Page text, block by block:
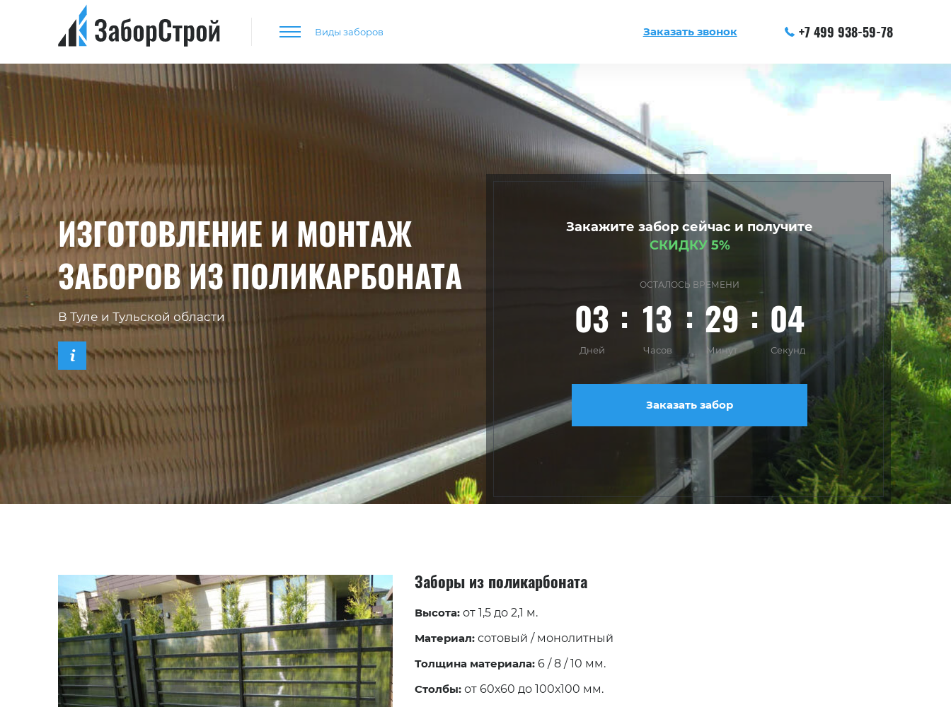
Виды заборов Заказать звонок +7 499 938-59-78
ИЗГОТОВЛЕНИЕ И МОНТАЖ
ЗАБОРОВ ИЗ ПОЛИКАРБОНАТА
В Туле и Тульской области
Закажите забор сейчас и получите
СКИДКУ 5%
ОСТАЛОСЬ ВРЕМЕНИ
03 13 29 02
Дней Часов Минут Секунд
Заказать забор
Заборы из поликарбоната
Высота: от 1,5 до 2,1 м.
Материал: сотовый / монолитный
Толщина материала: 6 / 8 / 10 мм.
Столбы: от 60х60 до 100х100 мм.